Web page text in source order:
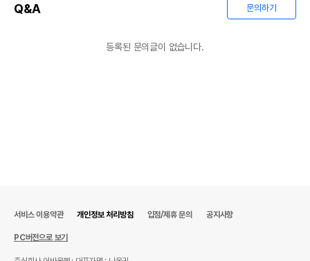
Q&A 문의하기
등록된 문의글이 없습니다.
서비스 이용약관 개인정보 처리방침 입점/제휴 문의 공지사항
PC버전으로 보기